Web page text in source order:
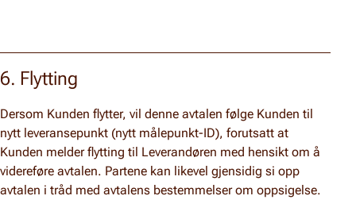
6. Flytting
Dersom Kunden flytter, vil denne avtalen følge Kunden til
nytt leveransepunkt (nytt målepunkt-ID), forutsatt at
Kunden melder flytting til Leverandøren med hensikt om å
videreføre avtalen. Partene kan likevel gjensidig si opp
avtalen i tråd med avtalens bestemmelser om oppsigelse.